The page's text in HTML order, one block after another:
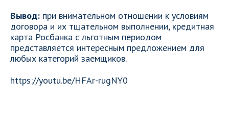
Вывод: при внимательном отношении к условиям
договора и их тщательном выполнении, кредитная
карта Росбанка с льготным периодом
представляется интересным предложением для
любых категорий заемщиков.
https://youtu.be/HFAr-rugNY0